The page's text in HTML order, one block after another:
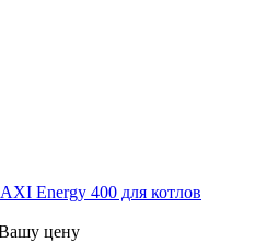
Energy 400 для котлов
Вашу цену